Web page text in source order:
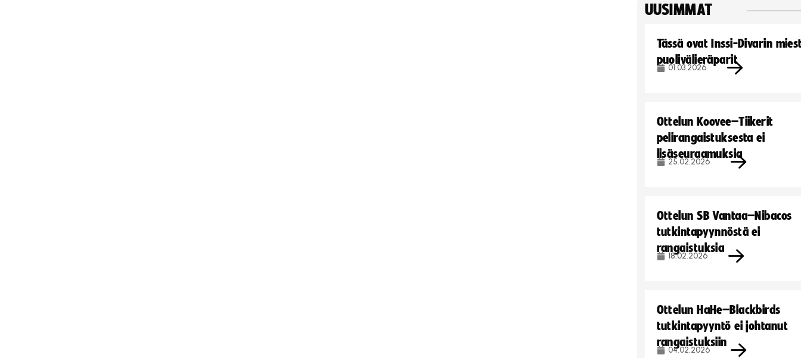
UUSIMMAT
Tässä ovat Inssi-Divarin
puolivälieräparit
01.03.2026
Ottelun Koovee–Tiikerit
pelirangaistuksesta ei
lisäseuraamuksia
25.02.2026
Ottelun SB Vantaa–Nibacos
tutkintapyynnöstä ei
rangaistuksia
18.02.2026
Ottelun HaHe–Blackbirds
tutkintapyyntö ei johtanut
rangaistuksiin
04.02.2026